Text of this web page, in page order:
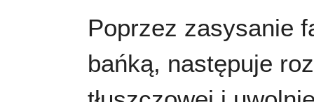
Poprzez zasysanie
bańką, następuje